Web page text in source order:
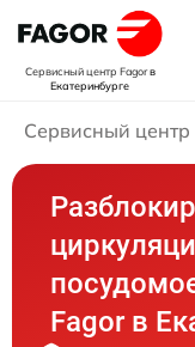
Сервисный центр Fagorв
Екатеринбурге
Сервисный центр
Fagor в